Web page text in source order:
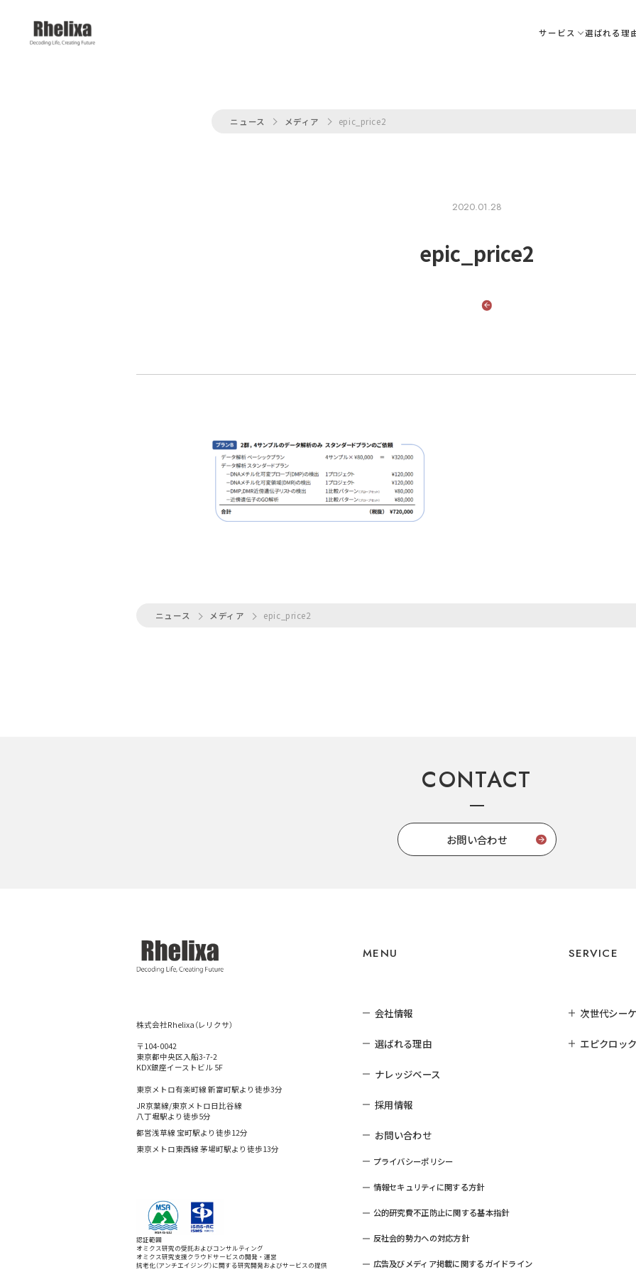
サービス 選ばれる理
ニュース メディア epic_price2
2020.01.28
epic_price2
ニュース メディア epic_price2
CONTACT
お問い合わせ
株式会社Rhelixa（レリクサ）
〒104-0042
東京都中央区入船3-7-2
KDX銀座イーストビル 5F
東京メトロ有楽町線 新富町駅より徒歩3分
JR京葉線/東京メトロ日比谷線
八丁堀駅より徒歩5分
都営浅草線 宝町駅より徒歩12分
東京メトロ東西線 茅場町駅より徒歩13分
認証範囲
オミクス研究の受託およびコンサルティング
オミクス研究支援クラウドサービスの開発・運営
抗老化（アンチエイジング）に関する研究開発およびサービスの提供
MENU
会社情報
選ばれる理由
ナレッジベース
採用情報
お問い合わせ
プライバシーポリシー
情報セキュリティに関する方針
公的研究費不正防止に関する基本指針
反社会的勢力への対応方針
広告及びメディア掲載に関するガイドライン
SERVICE
次世代シー
エピクロッ